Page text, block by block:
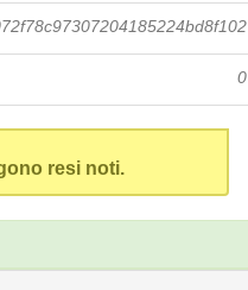
0
resi noti.